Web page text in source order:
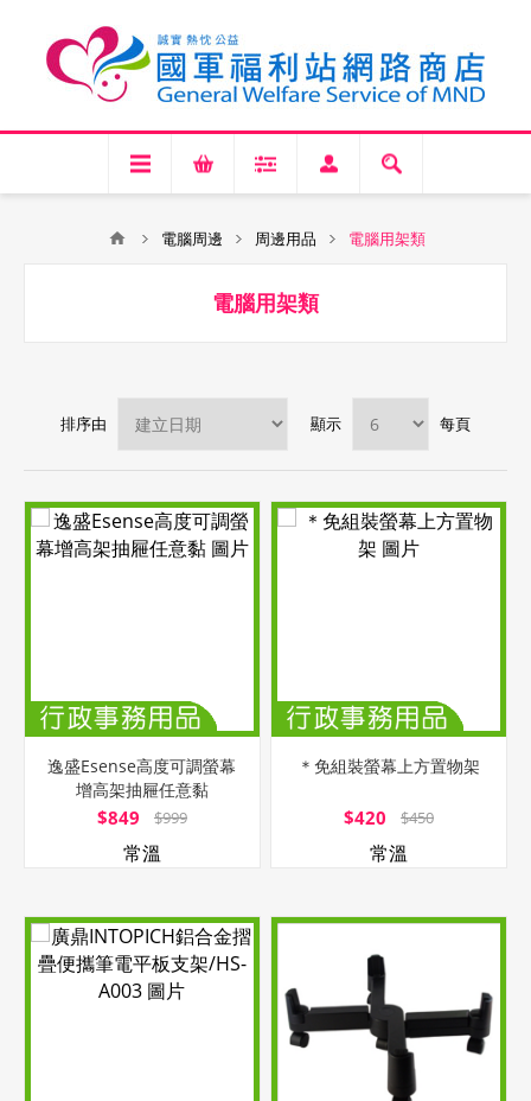
電腦周邊 周邊用品 電腦用架類
電腦用架類
排序由 顯示 每頁
逸盛Esense高度可調螢幕
增高架抽屜任意黏
$849 $999
常溫
＊免組裝螢幕上方置物架
$420 $450
常溫